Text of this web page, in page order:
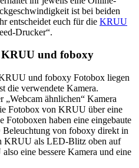
ist bei beiden
entscheidet euch für die KRUU
Drucker“.
KRUU und foboxy
und foboxy Fotobox liegen
die verwendete Kamera.
ähnlichen“ Kamera
Fotobox von KRUU über eine
Fotoboxen haben eine eingebaute
von foboxy direkt in
KRUU als LED-Blitz oben auf
eine bessere Kamera und eine